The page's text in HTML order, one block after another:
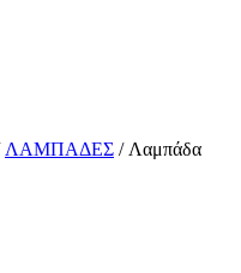
ΛΑΜΠΑΔΕΣ / Λαμπάδα